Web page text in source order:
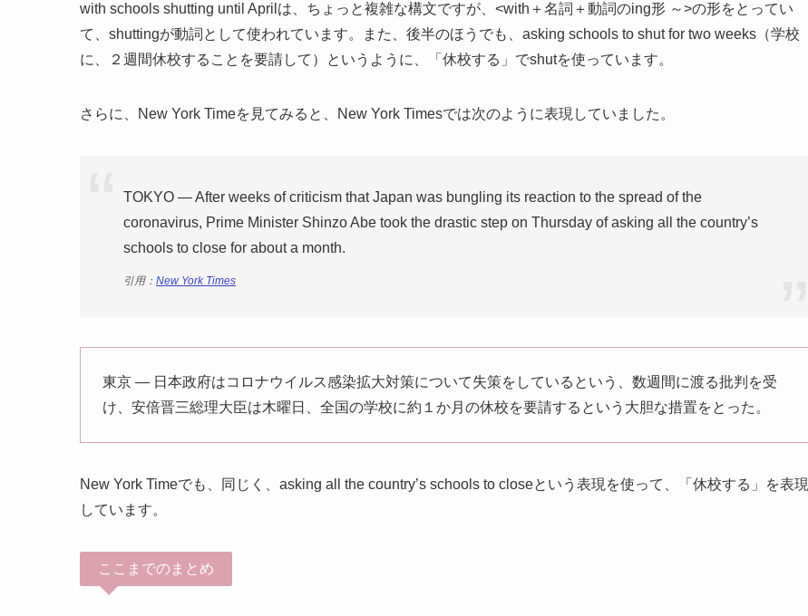
with schools shutting until Aprilは、ちょっと複雑な構文ですが、<with＋名詞＋動詞のing形 ～>の形をとってい
て、shuttingが動詞として使われています。また、後半のほうでも、asking schools to shut for two weeks（学校
に、２週間休校することを要請して）というように、「休校する」でshutを使っています。
さらに、New York Timeを見てみると、New York Timesでは次のように表現していました。
TOKYO — After weeks of criticism that Japan was bungling its reaction to the spread of the
coronavirus, Prime Minister Shinzo Abe took the drastic step on Thursday of asking all the country’s
schools to close for about a month.
引用： New York Times
東京 ― 日本政府はコロナウイルス感染拡大対策について失策をしているという、数週間に渡る批判を受
け、安倍晋三総理大臣は木曜日、全国の学校に約１か月の休校を要請するという大胆な措置をとった。
New York Timeでも、同じく、asking all the country’s schools to closeという表現を使って、「休校する」を表現
しています。
ここまでのまとめ